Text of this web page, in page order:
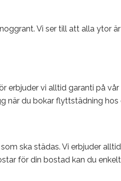
Vi ser till att alla ytor
erbjuder vi alltid garanti på
när du bokar flyttstädning hos
ska städas. Vi erbjuder
för din bostad kan du